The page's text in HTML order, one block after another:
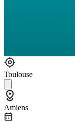
Toulouse
Amiens